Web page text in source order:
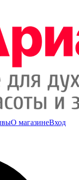
О магазинеВход